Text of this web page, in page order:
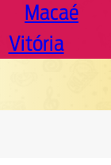
Macaé
Vitória